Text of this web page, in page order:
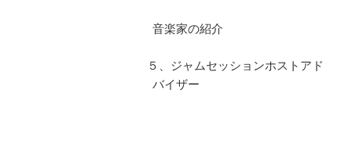
音楽家の紹介
５、ジャムセッションホストアド
バイザー